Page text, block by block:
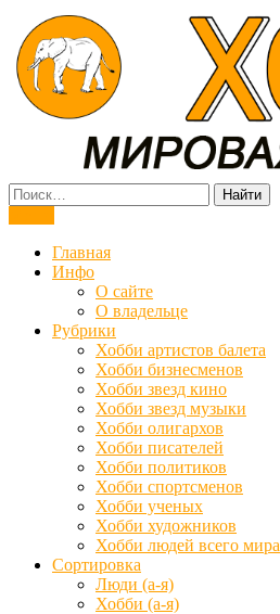
Мировая энциклопедия хобби
Главная
Инфо
О сайте
О владельце
Рубрики
Хобби артистов балета
Хобби бизнесменов
Хобби звезд кино
Хобби звезд музыки
Хобби олигархов
Хобби писателей
Хобби политиков
Хобби спортсменов
Хобби ученых
Хобби художников
Хобби людей всего мира
Сортировка
Люди (а-я)
Хобби (а-я)